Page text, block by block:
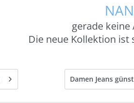
gerade keine
Die neue Kollektion ist
Damen Jeans